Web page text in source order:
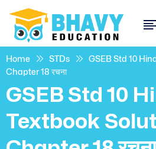
Home STDs
GSEB Std 10
Chapter 18 रचना
GSEB Std 10
Textbook